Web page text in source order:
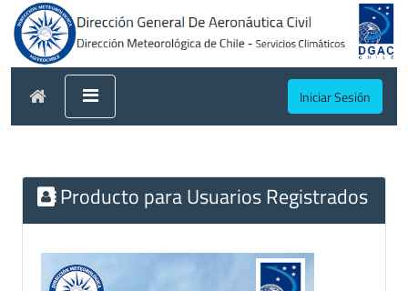
Iniciar Sesión
Producto para Usuarios Registrados